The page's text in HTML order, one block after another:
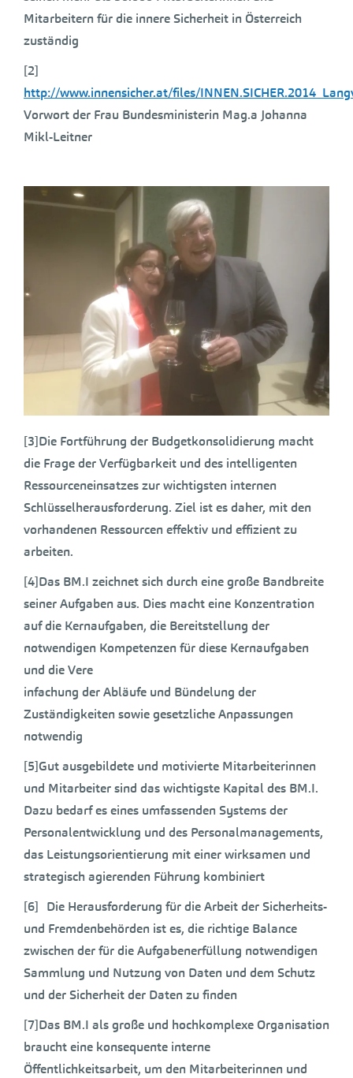
Mitarbeitern für die innere Sicherheit in Österreich
zuständig
[2]
http://www.innensicher.at/files/
Vorwort der Frau Bundesministerin Mag.a Johanna
Mikl-Leitner
[3]Die Fortführung der Budgetkonsolidierung macht
die Frage der Verfügbarkeit und des intelligenten
Ressourceneinsatzes zur wichtigsten internen
Schlüsselherausforderung. Ziel ist es daher, mit den
vorhandenen Ressourcen effektiv und effizient zu
arbeiten.
[4]Das BM.I zeichnet sich durch eine große Bandbreite
seiner Aufgaben aus. Dies macht eine Konzentration
auf die Kernaufgaben, die Bereitstellung der
notwendigen Kompetenzen für diese Kernaufgaben
und die Vere
infachung der Abläufe und Bündelung der
Zuständigkeiten sowie gesetzliche Anpassungen
notwendig
[5]Gut ausgebildete und motivierte Mitarbeiterinnen
und Mitarbeiter sind das wichtigste Kapital des BM.I.
Dazu bedarf es eines umfassenden Systems der
Personalentwicklung und des Personalmanagements,
das Leistungsorientierung mit einer wirksamen und
strategisch agierenden Führung kombiniert
[6] Die Herausforderung für die Arbeit der Sicherheits-
und Fremdenbehörden ist es, die richtige Balance
zwischen der für die Aufgabenerfüllung notwendigen
Sammlung und Nutzung von Daten und dem Schutz
und der Sicherheit der Daten zu finden
[7]Das BM.I als große und hochkomplexe Organisation
braucht eine konsequente interne
Öffentlichkeitsarbeit, um den Mitarbeiterinnen und